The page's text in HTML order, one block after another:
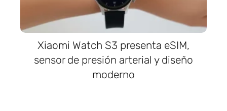
Xiaomi Watch S3 presenta eSIM,
sensor de presión arterial y diseño
moderno